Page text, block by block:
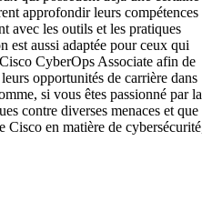
approfondir leurs compétences
avec les outils et les pratiques
est aussi adaptée pour ceux qui
CyberOps Associate afin de
opportunités de carrière dans
si vous êtes passionné par la
contre diverses menaces et que
Cisco en matière de